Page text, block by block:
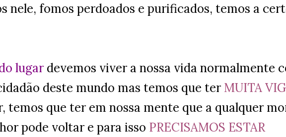
nele, fomos perdoados e purificados, temos a
lugardevemos viver a nossa vida normalmente
deste mundo mas temos que terMUITA
temos que ter em nossa mente que a qualquer
pode voltar e para isso PRECISAMOS ESTAR